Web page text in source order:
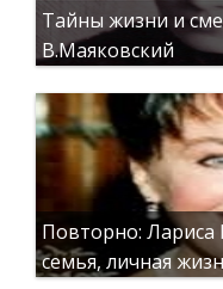
Тайны жизни и
В.Маяковский
Повторно: Лариса
семья, личная